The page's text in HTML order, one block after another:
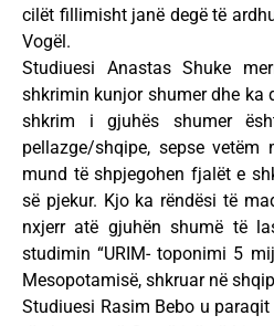
cilët fillimisht janë degë të
Vogël.
Studiuesi Anastas Shuke
shkrimin kunjor shumer dhe ka
shkrim i gjuhës shumer
pellazge/shqipe, sepse
mund të shpjegohen fjalët e
së pjekur. Kjo ka rëndësi të
nxjerr atë gjuhën shumë të
studimin “URIM- toponimi 5
Mesopotamisë, shkruar në
Studiuesi Rasim Bebo u